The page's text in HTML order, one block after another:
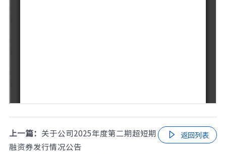
上一篇： 关于公司2025年度第二期超短期
融资券发行情况公告
 返回列表